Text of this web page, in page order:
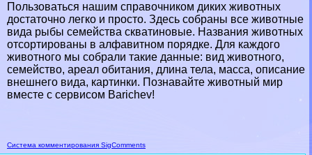
Пользоваться нашим справочником диких животных
достаточно легко и просто. Здесь собраны все животные
вида рыбы семейства скватиновые. Названия животных
отсортированы в алфавитном порядке. Для каждого
животного мы собрали такие данные: вид животного,
семейство, ареал обитания, длина тела, масса, описание
внешнего вида, картинки. Познавайте животный мир
вместе с сервисом Barichev!
Система комментирования SigComments